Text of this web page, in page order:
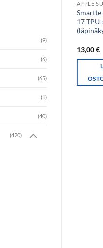
(9)
(6)
(65)
(1)
(40)
(420)
APPLE
Smartte
17
13,00€
OSTOSKORIIN